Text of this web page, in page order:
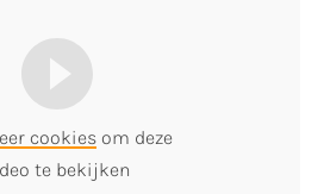
cookies om deze
te bekijken